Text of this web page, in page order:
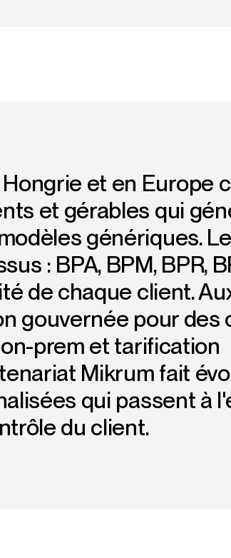
et en Europe
et gérables qui
génériques.
: BPA, BPM, BPR,
de chaque client.
gouvernée pour des
prem et tarification
Mikrum fait
qui passent à
du client.